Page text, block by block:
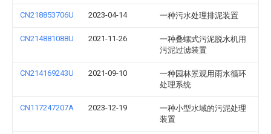
CN218853706U 2023-04-14 一种污水处理排泥装置
CN214881088U 2021-11-26
一种叠螺式污泥脱水机用
污泥过滤装置
CN214169243U 2021-09-10
一种园林景观用雨水循环
处理系统
CN117247207A 2023-12-19
一种小型水域的污泥处理
装置